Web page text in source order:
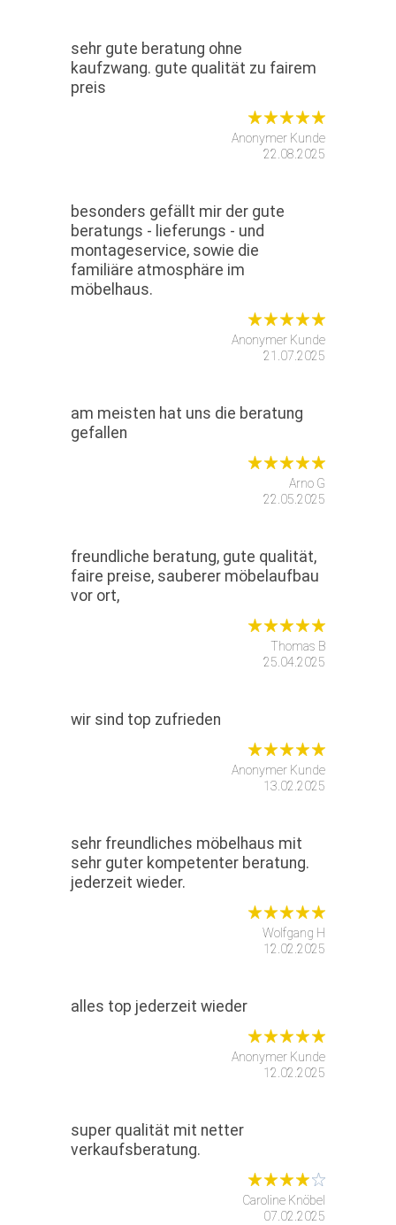
sehr gute beratung ohne
kaufzwang. gute qualität zu fairem
preis
Anonymer Kunde
22.08.2025
besonders gefällt mir der gute
beratungs - lieferungs - und
montageservice, sowie die
familiäre atmosphäre im
möbelhaus.
Anonymer Kunde
21.07.2025
am meisten hat uns die beratung
gefallen
Arno G
22.05.2025
freundliche beratung, gute qualität,
faire preise, sauberer möbelaufbau
vor ort,
Thomas B
25.04.2025
wir sind top zufrieden
Anonymer Kunde
13.02.2025
sehr freundliches möbelhaus mit
sehr guter kompetenter beratung.
jederzeit wieder.
Wolfgang H
12.02.2025
alles top jederzeit wieder
Anonymer Kunde
12.02.2025
super qualität mit netter
verkaufsberatung.
Caroline Knöbel
07.02.2025